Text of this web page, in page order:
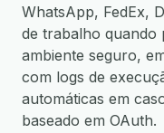
WhatsApp, FedEx,
de trabalho quando
ambiente seguro,
com logs de
automáticas em
baseado em OAuth.